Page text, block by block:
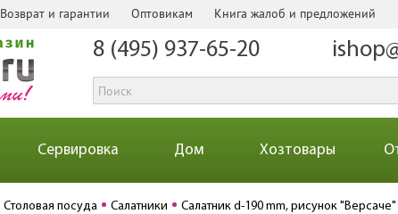
Возврат и гарантии Оптовикам Книга жалоб и предложений
8 (495) 937-65-20
Сервировка Дом Хозтовары
Столовая посуда Салатники Салатник d-190 mm, рисунок